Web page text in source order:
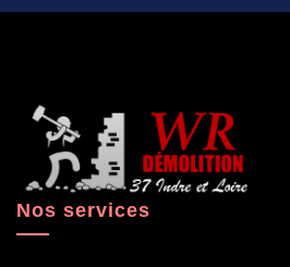
Nos services